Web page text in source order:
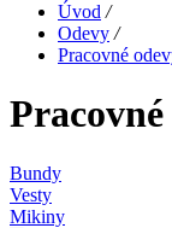
Úvod /
Odevy /
Pracovné
Bundy
Vesty
Mikiny